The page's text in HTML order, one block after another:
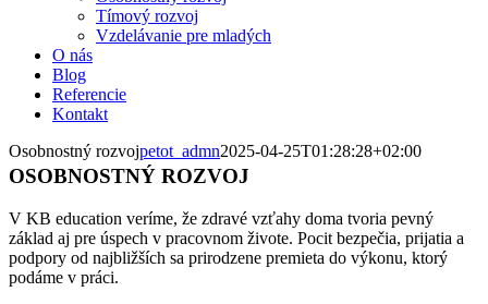
Tímový rozvoj
Vzdelávanie pre mladých
O nás
Blog
Referencie
Kontakt
Osobnostný rozvojpetot_admn2025-04-25T01:28:28+02:00
OSOBNOSTNÝ ROZVOJ
V KB education veríme, že zdravé vzťahy doma tvoria pevný
základ aj pre úspech v pracovnom živote. Pocit bezpečia, prijatia a
podpory od najbližších sa prirodzene premieta do výkonu, ktorý
podáme v práci.